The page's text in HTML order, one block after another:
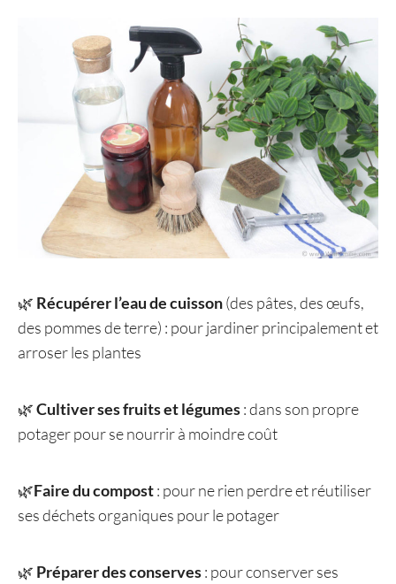
🌿 Récupérer l’eau de cuisson(des pâtes, des œufs,
des pommes de terre) : pour jardiner principalement et
arroser les plantes
🌿Cultiver ses fruits et légumes: dans son propre
potager pour se nourrir à moindre coût
🌿Faire du compost: pour ne rien perdre et réutiliser
ses déchets organiques pour le potager
🌿 Préparer des conserves: pour conserver ses